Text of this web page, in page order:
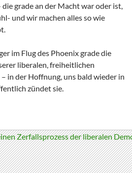
grade an der Macht war oder ist,
und wir machen alles so wie
im Flug des Phoenix grade die
liberalen, freiheitlichen
in der Hoffnung, uns bald wieder in
zündet sie.